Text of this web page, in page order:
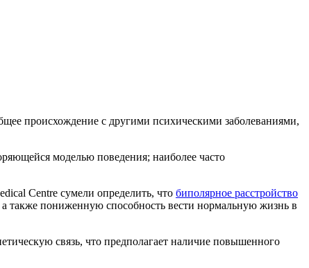
происхождение с другими психическими заболеваниями,
моделью поведения; наиболее часто
Centre сумели определить, что биполярное расстройство
также пониженную способность вести нормальную жизнь в
связь, что предполагает наличие повышенного